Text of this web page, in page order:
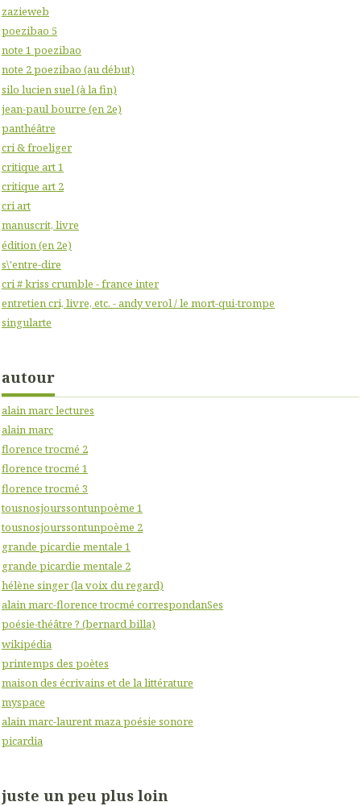
zazieweb
poezibao 5
note 1 poezibao
note 2 poezibao (au début)
silo lucien suel (à la fin)
jean-paul bourre (en 2e)
panthéâtre
cri & froeliger
critique art 1
critique art 2
cri art
manuscrit, livre
édition (en 2e)
s\'entre-dire
cri # kriss crumble - france inter
entretien cri, livre, etc. - andy verol / le mort-qui-trompe
singularte
autour
alain marc lectures
alain marc
florence trocmé 2
florence trocmé 1
florence trocmé 3
tousnosjourssontunpoème 1
tousnosjourssontunpoème 2
grande picardie mentale 1
grande picardie mentale 2
hélène singer (la voix du regard)
alain marc-florence trocmé correspondanSes
poésie-théâtre ? (bernard billa)
wikipédia
printemps des poètes
maison des écrivains et de la littérature
myspace
alain marc-laurent maza poésie sonore
picardia
juste un peu plus loin